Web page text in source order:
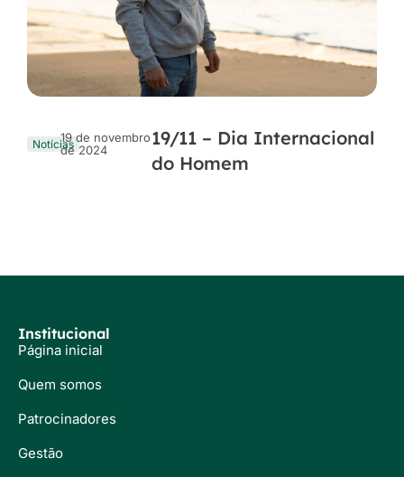
Notícias19 de novembro
de 2024
19/11 – Dia Internacional
do Homem
Institucional
Página inicial
Quem somos
Patrocinadores
Gestão